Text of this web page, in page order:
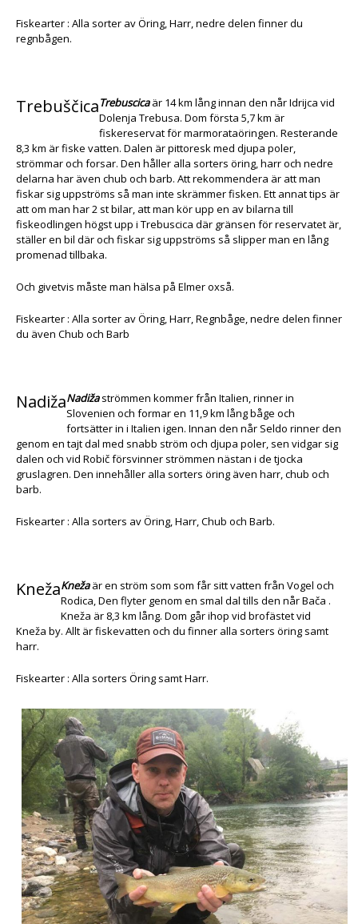
Fiskearter : Alla sorter av Öring, Harr, nedre delen finner du
regnbågen.
TrebuščicaTrebuscicaär 14 km lång innan den når Idrijca vid
Dolenja Trebusa. Dom första 5,7 km är
fiskereservat för marmorataöringen. Resterande
8,3 km är fiske vatten. Dalen är pittoresk med djupa poler,
strömmar och forsar. Den håller alla sorters öring, harr och nedre
delarna har även chub och barb. Att rekommendera är att man
fiskar sig uppströms så man inte skrämmer fisken. Ett annat tips är
att om man har 2 st bilar, att man kör upp en av bilarna till
fiskeodlingen högst upp i Trebuscica där gränsen för reservatet är,
ställer en bil där och fiskar sig uppströms så slipper man en lång
promenad tillbaka.
Och givetvis måste man hälsa på Elmer oxså.
Fiskearter : Alla sorter av Öring, Harr, Regnbåge, nedre delen finner
du även Chub och Barb
NadižaNadižaströmmen kommer från Italien, rinner in
Slovenien och formar en 11,9 km lång båge och
fortsätter in i Italien igen. Innan den når Seldo rinner den
genom en tajt dal med snabb ström och djupa poler, sen vidgar sig
dalen och vid Robič försvinner strömmen nästan i de tjocka
gruslagren. Den innehåller alla sorters öring även harr, chub och
barb.
Fiskearter : Alla sorters av Öring, Harr, Chub och Barb.
KnežaKnežaär en ström som som får sitt vatten från Vogel och
Rodica, Den flyter genom en smal dal tills den når Bača .
Kneža är 8,3 km lång. Dom går ihop vid brofästet vid
Kneža by. Allt är fiskevatten och du finner alla sorters öring samt
harr.
Fiskearter : Alla sorters Öring samt Harr.